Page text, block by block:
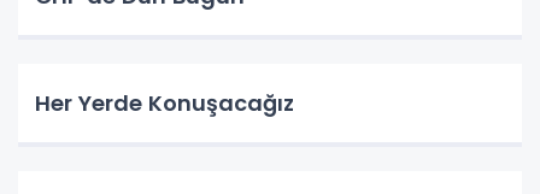
Her Yerde Konuşacağız